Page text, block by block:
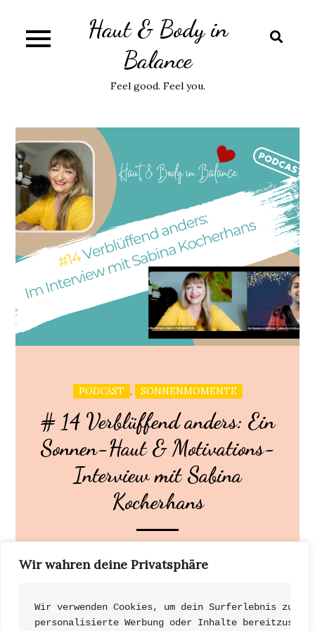
Wir wahren deine Privatsphäre
Wir verwenden Cookies, um dein Surferlebnis zu
personalisierte Werbung oder Inhalte
content
Haut & Body in
Balance
Feel good. Feel you.
PODCAST , SONNENMOMENTE
# 14 Verblüffend anders: Ein
Sonnen-Haut & Motivations-
Interview mit Sabina
Kocherhans
„SIE“. kommt aus Sri Lanka und wurde aufgrund